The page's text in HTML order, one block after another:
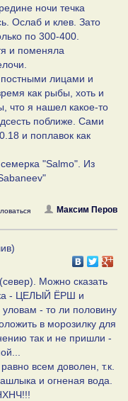
ночи течка
Ослаб и клев. Зато
по 300-400.
и поменяла
лицами и
как рыбы, хоть и
что я нашел какое-то
поближе. Сами
и поплавок как
"Salmo". Из
Максим Перов
Можно сказать
- ЦЕЛЫЙ ЁРШ и
- то ли половину
в морозилку для
так и не пришли -
всем доволен, т.к.
и огненая вода.